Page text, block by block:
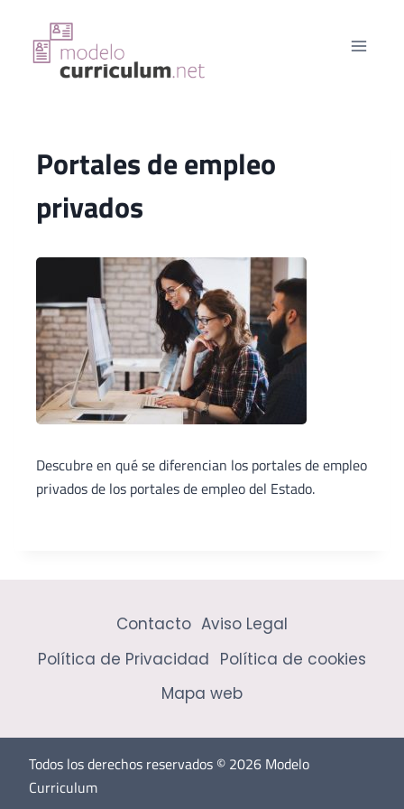
contenido
Portales de empleo
privados
Descubre en qué se diferencian los portales de empleo
privados de los portales de empleo del Estado.
Contacto Aviso Legal
Política de Privacidad Política de cookies
Mapa web
Todos los derechos reservados © 2026 Modelo
Curriculum